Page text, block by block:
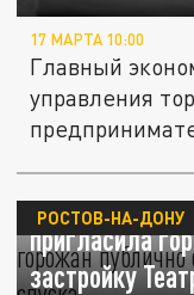
17 МАРТА 10:00
Главный
управления
"Всё уже
пригласила
застройку
РОСТОВ-НА-ДОНУ